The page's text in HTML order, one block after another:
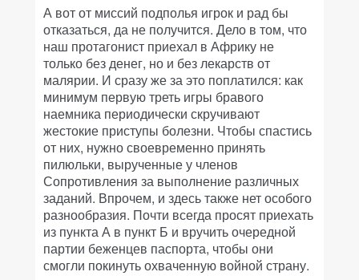
А вот от миссий подполья игрок и рад бы
отказаться, да не получится. Дело в том, что
наш протагонист приехал в Африку не
только без денег, но и без лекарств от
малярии. И сразу же за это поплатился: как
минимум первую треть игры бравого
наемника периодически скручивают
жестокие приступы болезни. Чтобы спастись
от них, нужно своевременно принять
пилюльки, вырученные у членов
Сопротивления за выполнение различных
заданий. Впрочем, и здесь также нет особого
разнообразия. Почти всегда просят приехать
из пункта А в пункт Б и вручить очередной
партии беженцев паспорта, чтобы они
смогли покинуть охваченную войной страну.